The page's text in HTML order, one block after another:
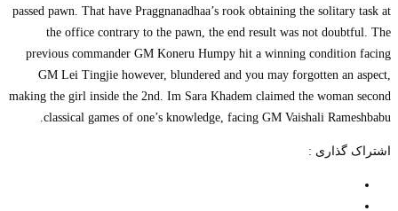
passed pawn. That have Praggnanadhaa’s rook obtaining the solitary task at
the office contrary to the pawn, the end result was not doubtful. The
previous commander GM Koneru Humpy hit a winning condition facing
GM Lei Tingjie however, blundered and you may forgotten an aspect,
making the girl inside the 2nd. Im Sara Khadem claimed the woman second
classical games of one’s knowledge, facing GM Vaishali Rameshbabu.
اشتراک گذاری :